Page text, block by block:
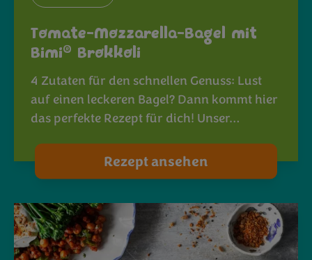
Tomate-Mozzarella-Bagel mit
Bimi® Brokkoli
4 Zutaten für den schnellen Genuss: Lust
auf einen leckeren Bagel? Dann kommt hier
das perfekte Rezept für dich! Unser…
Rezept ansehen